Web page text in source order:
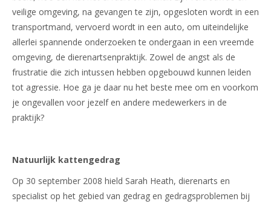
veilige omgeving, na gevangen te zijn, opgesloten wordt in een
transportmand, vervoerd wordt in een auto, om uiteindelijke
allerlei spannende onderzoeken te ondergaan in een vreemde
omgeving, de dierenartsenpraktijk. Zowel de angst als de
frustratie die zich intussen hebben opgebouwd kunnen leiden
tot agressie. Hoe ga je daar nu het beste mee om en voorkom
je ongevallen voor jezelf en andere medewerkers in de
praktijk?
Natuurlijk kattengedrag
Op 30 september 2008 hield Sarah Heath, dierenarts en
specialist op het gebied van gedrag en gedragsproblemen bij